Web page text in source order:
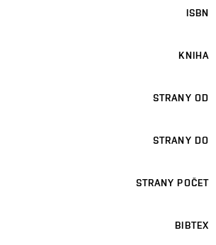
ISBN
KNIHA
STRANY OD
STRANY DO
STRANY POČET
BIBTEX